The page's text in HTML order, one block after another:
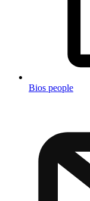
Bios people